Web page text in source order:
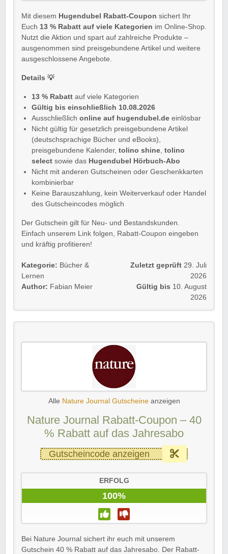
Mit diesem Hugendubel Rabatt-Coupon sichert Ihr
Euch 13 % Rabatt auf viele Kategorien im Online-Shop.
Nutzt die Aktion und spart auf zahlreiche Produkte –
ausgenommen sind preisgebundene Artikel und weitere
ausgeschlossene Angebote.
Details 💡
13 % Rabatt auf viele Kategorien
Gültig bis einschließlich 10.08.2026
Ausschließlich online auf hugendubel.de einlösbar
Nicht gültig für gesetzlich preisgebundene Artikel
(deutschsprachige Bücher und eBooks),
preisgebundene Kalender, tolino shine tolino
select sowie das Hugendubel Hörbuch-Abo
Nicht mit anderen Gutscheinen oder Geschenkkarten
kombinierbar
Keine Barauszahlung, kein Weiterverkauf oder Handel
des Gutscheincodes möglich
Der Gutschein gilt für Neu- und Bestandskunden.
Einfach unserem Link folgen, Rabatt-Coupon eingeben
und kräftig profitieren!
Kategorie: Bücher &
Lernen
Author: Fabian Meier
Zuletzt geprüft 29. Juli
2026
Gültig bis 10. August
2026
Alle Nature Journal Gutscheineanzeigen
Nature Journal Rabatt-Coupon – 40
% Rabatt auf das Jahresabo
Gutscheincode anzeigen
ERFOLG
100%
Bei Nature Journal sichert ihr euch mit unserem
Gutschein 40 % Rabatt auf das Jahresabo. Der Rabatt-